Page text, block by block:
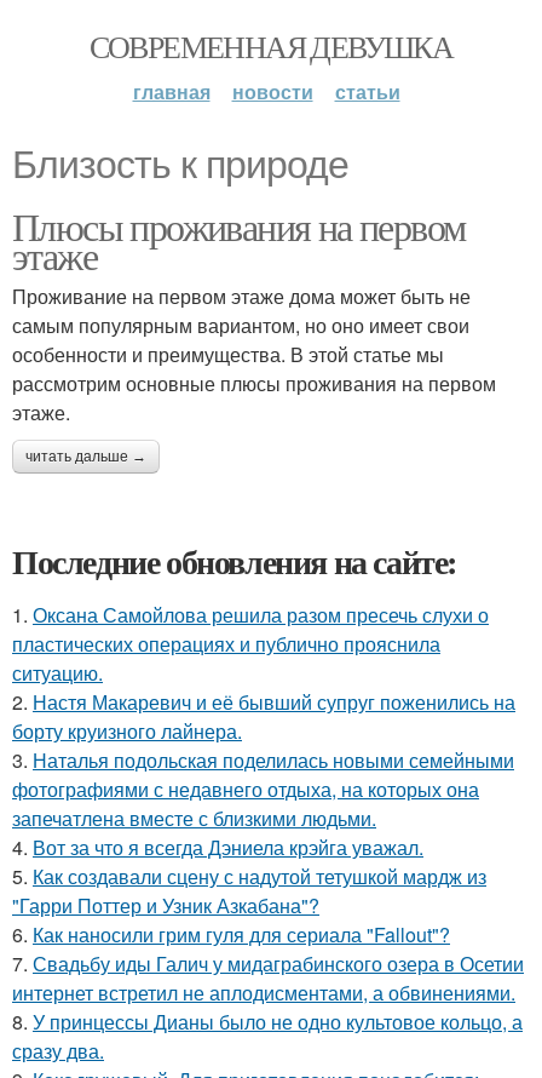
СОВРЕМЕННАЯ ДЕВУШКА
главная новости статьи
Близость к природе
Плюсы проживания на первом
этаже
Проживание на первом этаже дома может быть не
самым популярным вариантом, но оно имеет свои
особенности и преимущества. В этой статье мы
рассмотрим основные плюсы проживания на первом
этаже.
читать дальше →
Последние обновления на сайте:
1. Оксана Самойлова решила разом пресечь слухи о
пластических операциях и публично прояснила
ситуацию.
2. Настя Макаревич и её бывший супруг поженились на
борту круизного лайнера.
3. Наталья подольская поделилась новыми семейными
фотографиями с недавнего отдыха, на которых она
запечатлена вместе с близкими людьми.
4. Вот за что я всегда Дэниела крэйга уважал.
5. Как создавали сцену с надутой тетушкой мардж из
"Гарри Поттер и Узник Азкабана"?
6. Как наносили грим гуля для сериала "Fallout"?
7. Свадьбу иды Галич у мидаграбинского озера в Осетии
интернет встретил не аплодисментами, а обвинениями.
8. У принцессы Дианы было не одно культовое кольцо, а
сразу два.